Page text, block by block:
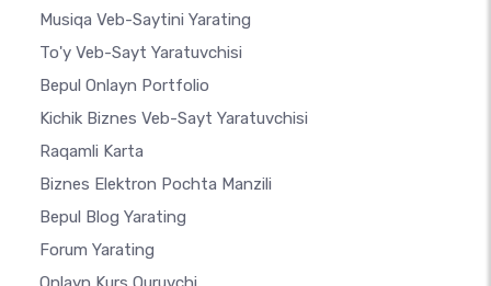
Musiqa Veb-Saytini Yarating
To'y Veb-Sayt Yaratuvchisi
Bepul Onlayn Portfolio
Kichik Biznes Veb-Sayt Yaratuvchisi
Raqamli Karta
Biznes Elektron Pochta Manzili
Bepul Blog Yarating
Forum Yarating